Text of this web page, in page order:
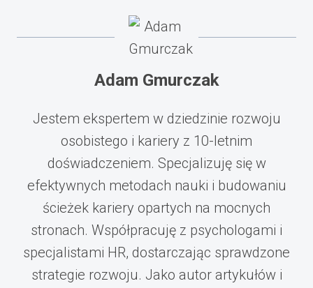
Adam Gmurczak
Jestem ekspertem w dziedzinie rozwoju
osobistego i kariery z 10-letnim
doświadczeniem. Specjalizuję się w
efektywnych metodach nauki i budowaniu
ścieżek kariery opartych na mocnych
stronach. Współpracuję z psychologami i
specjalistami HR, dostarczając sprawdzone
strategie rozwoju. Jako autor artykułów i